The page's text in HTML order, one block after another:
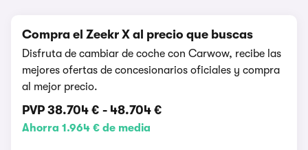
Compra el Zeekr X al precio que buscas
Disfruta de cambiar de coche con Carwow, recibe las
mejores ofertas de concesionarios oficiales y compra
al mejor precio.
PVP 38.704 € - 48.704 €
Ahorra 1.964 € de media